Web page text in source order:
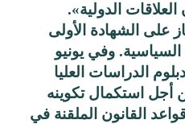
الدولية».
بامتياز على الشهادة الأولى
السياسية. وفي يونيو
دبلوم الدراسات العليا
أجل استكمال تكوينه
القانون الملقنة في